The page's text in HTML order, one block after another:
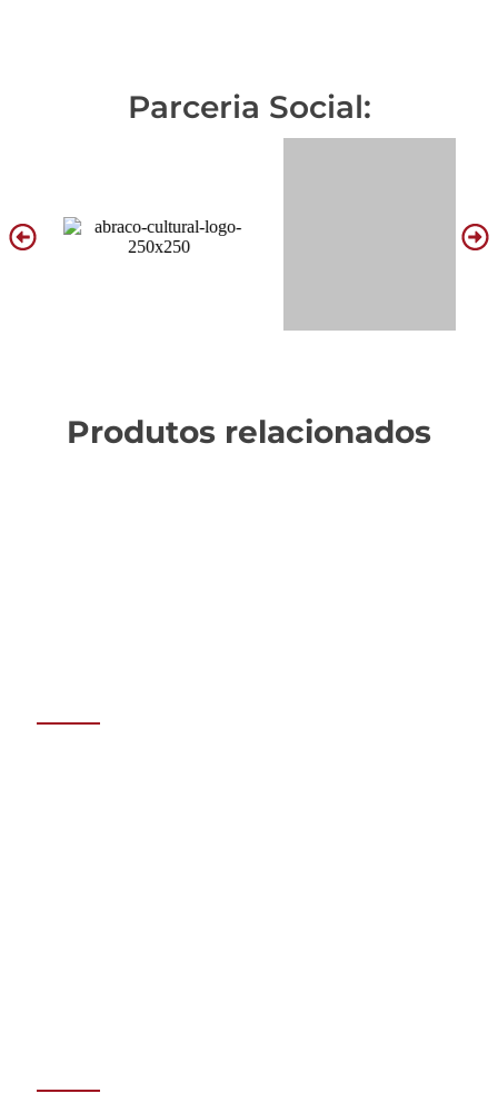
Parceria Social:
Produtos relacionados